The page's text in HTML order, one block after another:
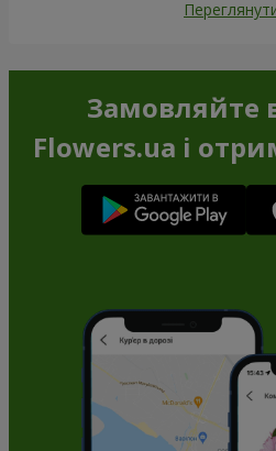
Замовляйте
Flowers.ua і